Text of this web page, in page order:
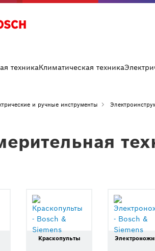
техникаКлиматическая техника
и ручные инструменты
Краскопульты